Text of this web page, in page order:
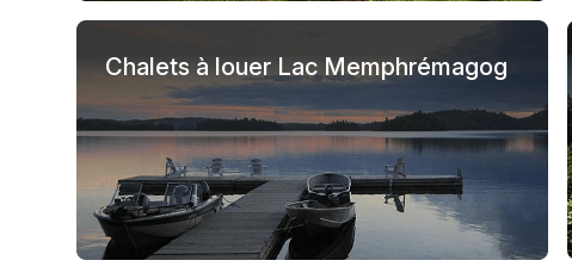
Chalets à louer Lac Memphrémagog